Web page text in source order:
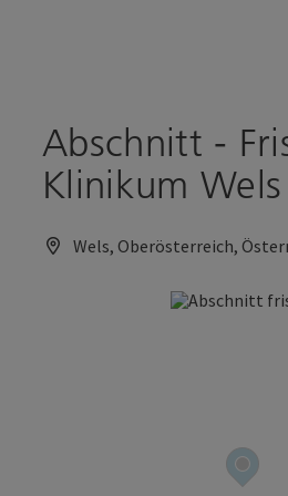
Abschnitt -
Klinikum Wels
Wels, Oberösterreich,